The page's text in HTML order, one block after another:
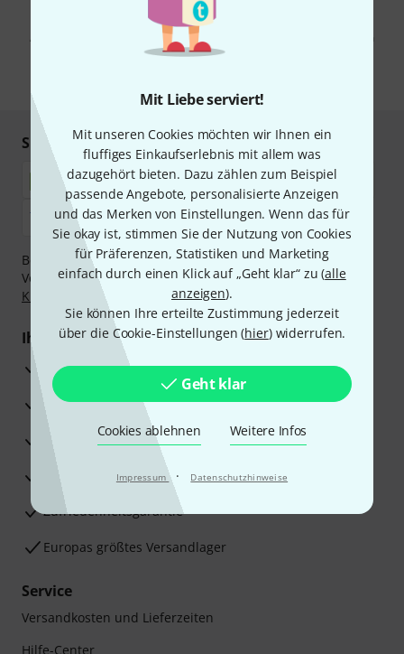
Mit Liebe serviert!
Mit unseren Cookies möchten wir Ihnen ein
fluffiges Einkaufserlebnis mit allem was
dazugehört bieten. Dazu zählen zum Beispiel
passende Angebote, personalisierte Anzeigen
und das Merken von Einstellungen. Wenn das für
Sie okay ist, stimmen Sie der Nutzung von Cookies
für Präferenzen, Statistiken und Marketing
einfach durch einen Klick auf „Geht klar“ zu (alle
anzeigen).
Sie können Ihre erteilte Zustimmung jederzeit
über die Cookie-Einstellungen (hier) widerrufen.
Geht klar
Cookies ablehnen Weitere Infos
Impressum · Datenschutzhinweise
Mit Klick auf „Jetzt anmelden“ stimmen Sie dem Erhalt von E-Mail-
Werbung und einer Messung des E-Mail-Nutzungsverhaltens zu. Die
Abmeldung ist jederzeit möglich. Weitere Informationen finden Sie in
unserenDatenschutzhinweisen
Sicher einkaufen & bezahlen
Bezahlen Sie vertraulich und sicher per Nachnahme,
Vorkasse, PayPal, Amazon Pay,Klarna Sofort bezahlen
Klarna Ratenzahlung
oder Kreditkarte.
Ihre Vorteile
3 Jahre Thomann Garantie
30 Tage Money-Back-Garantie
Reparaturservice
Beratung durch Fachexperten
Zufriedenheitsgarantie
Europas größtes Versandlager
Service
Versandkosten und Lieferzeiten
Hilfe-Center